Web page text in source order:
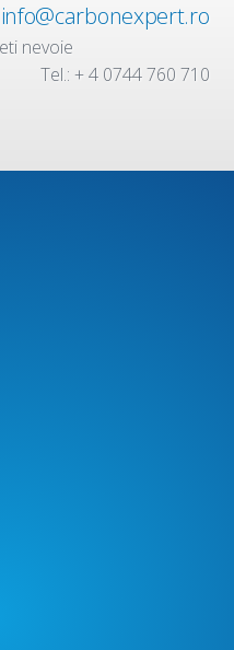
info@carbonexpert.ro
nevoie
Tel.: + 4 0744 760 710